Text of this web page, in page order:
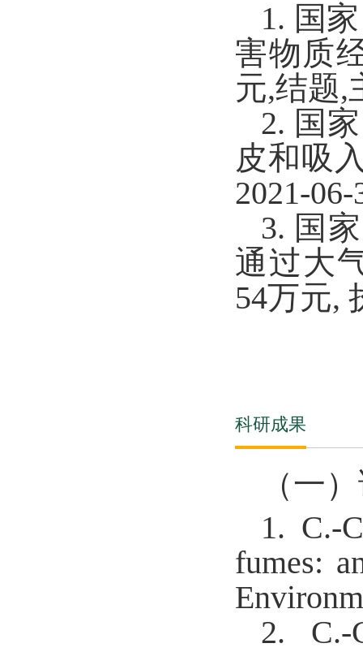
1. 国
害物质
元,结题,
2. 国
皮和吸
2021-06-
3. 国
通过大
54万元,
科研成果
（一
1. C.-
fumes:
2. C.-